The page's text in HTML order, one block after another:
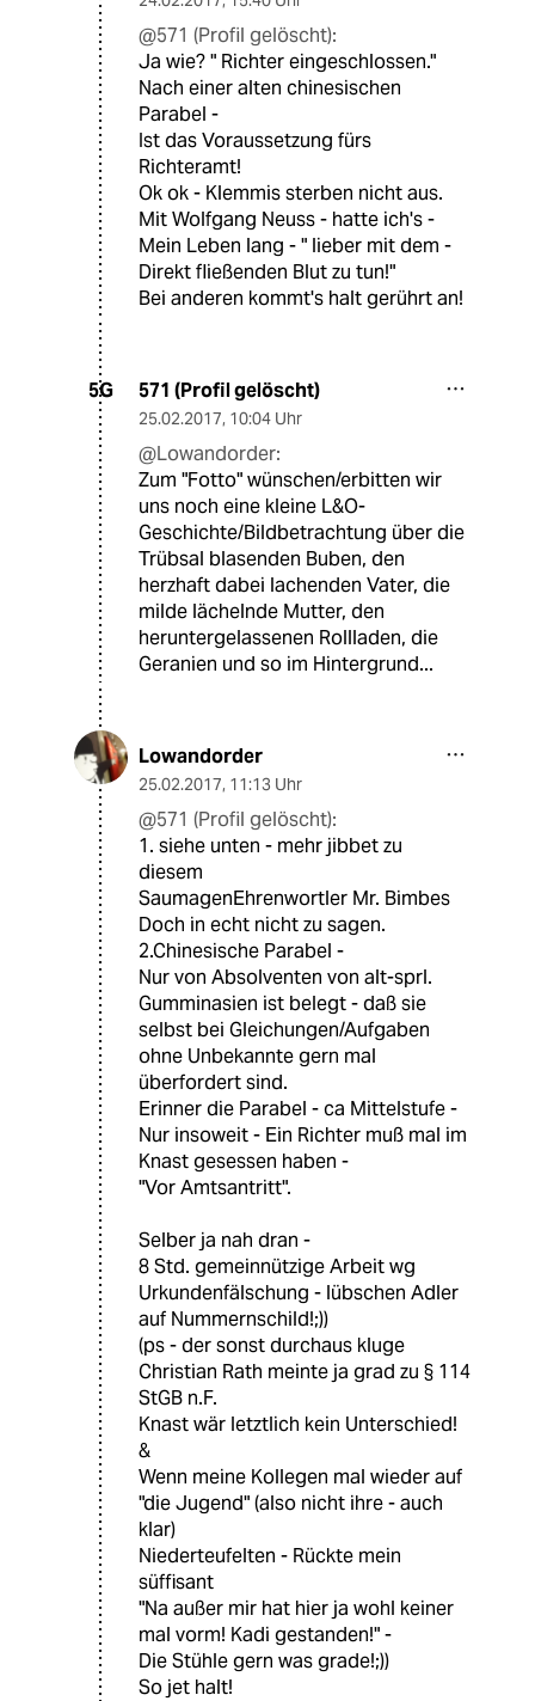
@571 (Profil gelöscht):
Ja wie? " Richter eingeschlossen."
Nach einer alten chinesischen
Parabel -
Ist das Voraussetzung fürs
Richteramt!
Ok ok - Klemmis sterben nicht aus.
Mit Wolfgang Neuss - hatte ich's -
Mein Leben lang - " lieber mit dem -
Direkt fließenden Blut zu tun!"
Bei anderen kommt's halt gerührt an!
5G 571 (Profil gelöscht)
25.02.2017, 10:04 Uhr
@Lowandorder:
Zum "Fotto" wünschen/erbitten wir
uns noch eine kleine L&O-
Geschichte/Bildbetrachtung über die
Trübsal blasenden Buben, den
herzhaft dabei lachenden Vater, die
milde lächelnde Mutter, den
heruntergelassenen Rollladen, die
Geranien und so im Hintergrund...
Lowandorder
25.02.2017, 11:13 Uhr
@571 (Profil gelöscht):
1. siehe unten - mehr jibbet zu
diesem
SaumagenEhrenwortler Mr. Bimbes
Doch in echt nicht zu sagen.
2.Chinesische Parabel -
Nur von Absolventen von alt-sprl.
Gumminasien ist belegt - daß sie
selbst bei Gleichungen/Aufgaben
ohne Unbekannte gern mal
überfordert sind.
Erinner die Parabel - ca Mittelstufe -
Nur insoweit - Ein Richter muß mal im
Knast gesessen haben -
"Vor Amtsantritt".
Selber ja nah dran -
8 Std. gemeinnützige Arbeit wg
Urkundenfälschung - lübschen Adler
auf Nummernschild!;))
(ps - der sonst durchaus kluge
Christian Rath meinte ja grad zu § 114
StGB n.F.
Knast wär letztlich kein Unterschied!
&
Wenn meine Kollegen mal wieder auf
"die Jugend" (also nicht ihre - auch
klar)
Niederteufelten - Rückte mein
süffisant
"Na außer mir hat hier ja wohl keiner
mal vorm! Kadi gestanden!" -
Die Stühle gern was grade!;))
So jet halt!